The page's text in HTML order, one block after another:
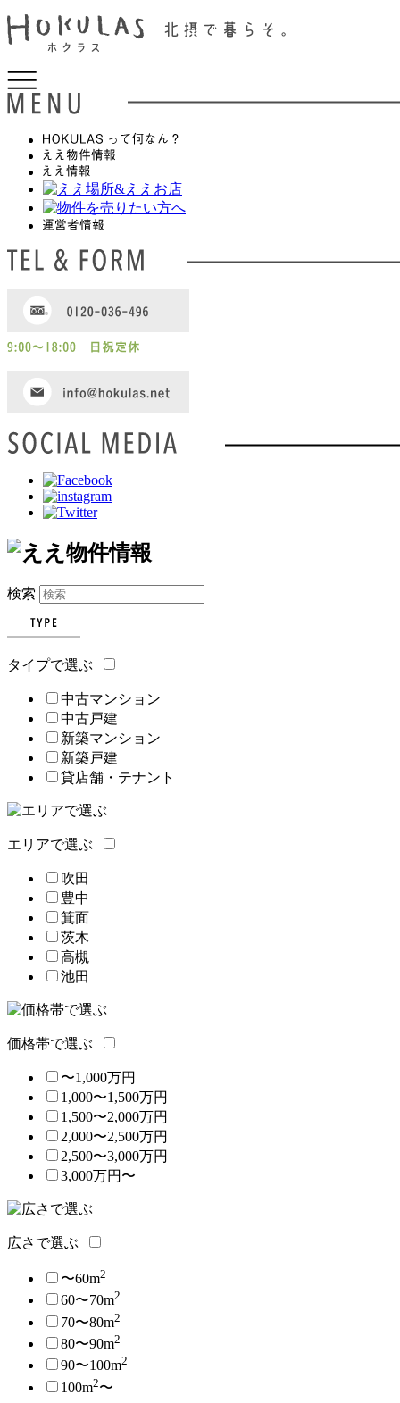
検索
タイプで選ぶ
中古マンション
中古戸建
新築マンション
新築戸建
貸店舗・テナント
エリアで選ぶ
吹田
豊中
箕面
茨木
高槻
池田
価格帯で選ぶ
〜1,000万円
1,000〜1,500万円
1,500〜2,000万円
2,000〜2,500万円
2,500〜3,000万円
3,000万円〜
広さで選ぶ
〜60m2
60〜70m2
70〜80m2
80〜90m2
90〜100m2
100m2〜